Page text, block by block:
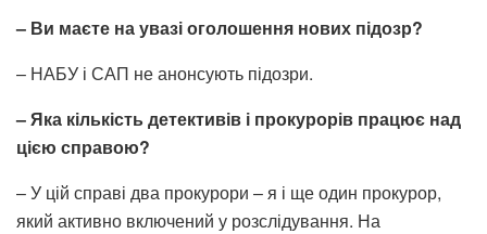
– Ви маєте на увазі оголошення нових підозр?
– НАБУ і САП не анонсують підозри.
– Яка кількість детективів і прокурорів працює над
цією справою?
– У цій справі два прокурори – я і ще один прокурор,
який активно включений у розслідування. На